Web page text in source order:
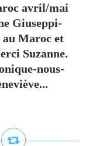
avril/mai
Giuseppi-
au Maroc et
Suzanne.
nous-